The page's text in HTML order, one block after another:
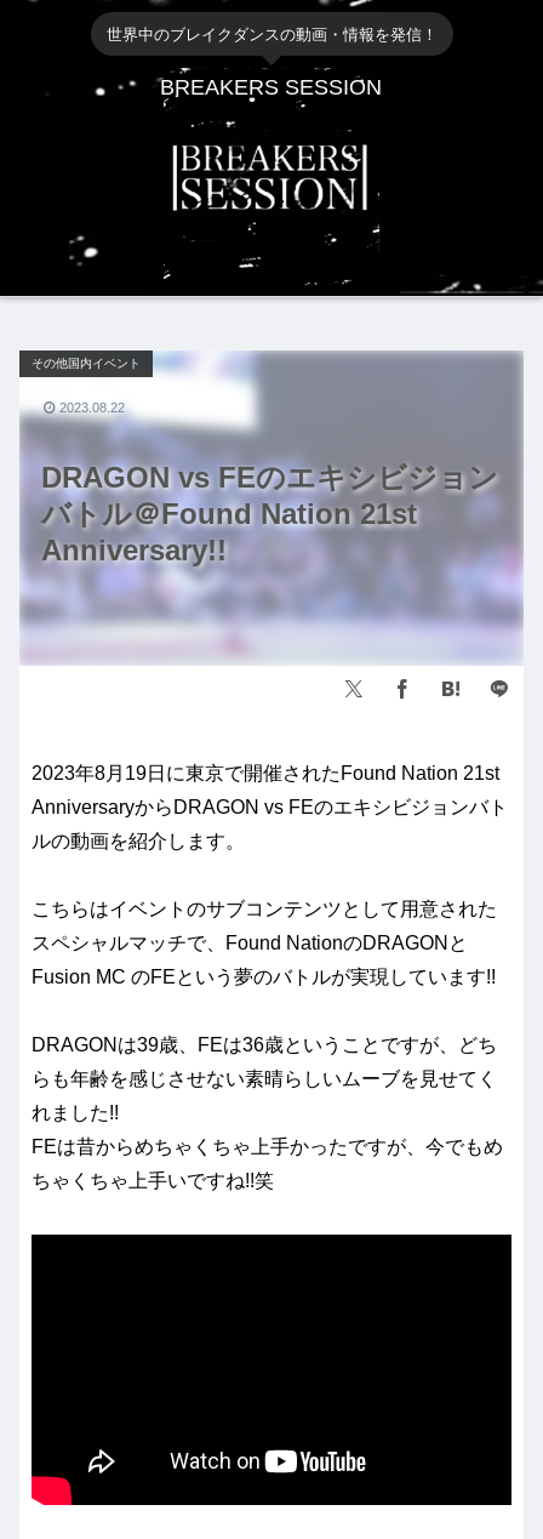
世界中のブレイクダンスの動画・情報を発信！
BREAKERS SESSION
DRAGON vs FEのエキシビジョン
バトル＠Found Nation 21st
Anniversary!!
その他国内イベント
2023.08.22
2023年8月19日に東京で開催されたFound Nation 21st
AnniversaryからDRAGON vs FEのエキシビジョンバト
ルの動画を紹介します。
こちらはイベントのサブコンテンツとして用意された
スペシャルマッチで、Found NationのDRAGONと
Fusion MC のFEという夢のバトルが実現しています!!
DRAGONは39歳、FEは36歳ということですが、どち
らも年齢を感じさせない素晴らしいムーブを見せてく
れました!!
FEは昔からめちゃくちゃ上手かったですが、今でもめ
ちゃくちゃ上手いですね!!笑